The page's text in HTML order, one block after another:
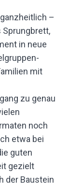
–
Sprungbrett,
in neue
mit
zu genau
noch
etwa bei
guten
gezielt
der Baustein